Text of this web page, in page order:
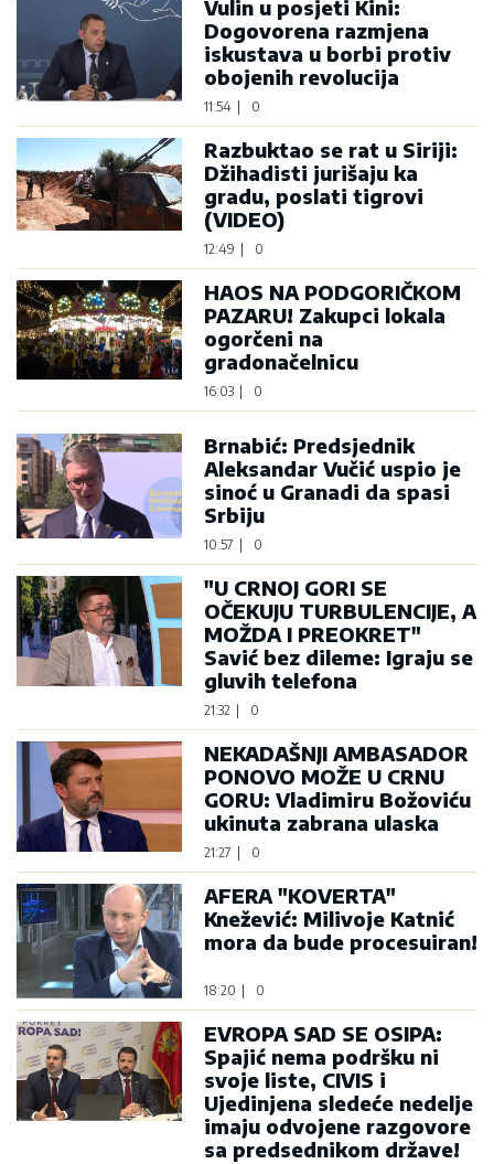
Vulin u posjeti Kini:
Dogovorena razmjena
iskustava u borbi protiv
obojenih revolucija
11:54 0
Razbuktao se rat u Siriji:
Džihadisti jurišaju ka
gradu, poslati tigrovi
(VIDEO)
12:49 0
HAOS NA PODGORIČKOM
PAZARU! Zakupci lokala
ogorčeni na
gradonačelnicu
16:03 0
Brnabić: Predsjednik
Aleksandar Vučić uspio je
sinoć u Granadi da spasi
Srbiju
10:57 0
"U CRNOJ GORI SE
OČEKUJU TURBULENCIJE, A
MOŽDA I PREOKRET"
Savić bez dileme: Igraju se
gluvih telefona
21:32 0
NEKADAŠNJI AMBASADOR
PONOVO MOŽE U CRNU
GORU: Vladimiru Božoviću
ukinuta zabrana ulaska
21:27 0
AFERA "KOVERTA"
Knežević: Milivoje Katnić
mora da bude procesuiran!
18:20 0
EVROPA SAD SE OSIPA:
Spajić nema podršku ni
svoje liste, CIVIS i
Ujedinjena sledeće nedelje
imaju odvojene razgovore
sa predsednikom države!